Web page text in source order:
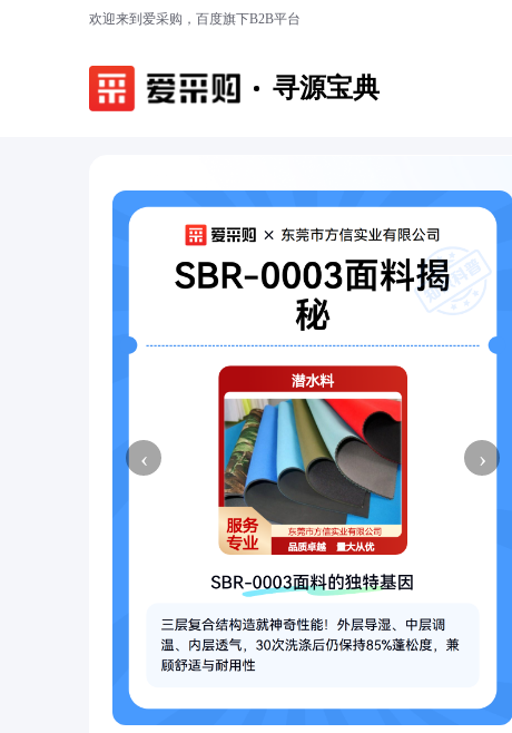
欢迎来到爱采购，百度旗下B2B平台
寻源宝典
‹ ›